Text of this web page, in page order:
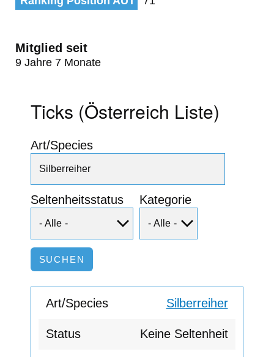
Mitglied seit
9 Jahre 7 Monate
Ticks (Österreich Liste)
Art/Species
Seltenheitsstatus Kategorie
Silberreiher
Keine Seltenheit